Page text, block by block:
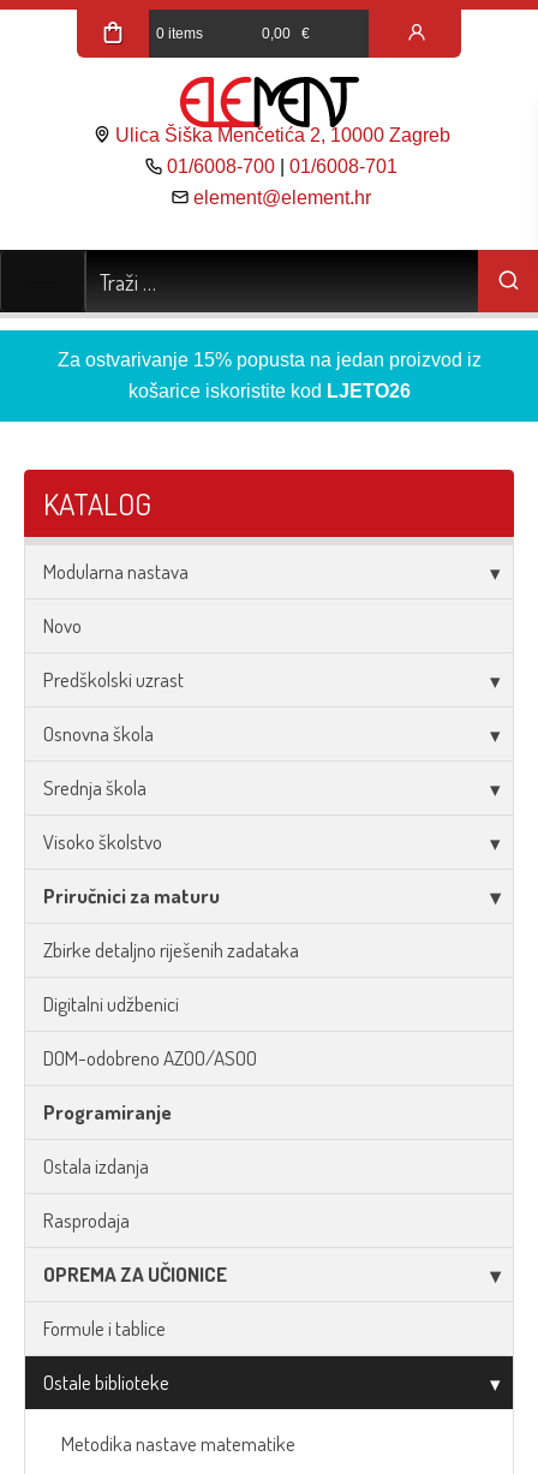
0 items 0,00 €
Ulica Šiška Menčetića 2, 10000 Zagreb
01/6008-700 |01/6008-701
element@element.hr
Za ostvarivanje 15% popusta na jedan proizvod iz
košarice iskoristite kod LJETO26
KATALOG
Modularna nastava
Novo
Predškolski uzrast
Osnovna škola
Srednja škola
Visoko školstvo
Priručnici za maturu
Zbirke detaljno riješenih zadataka
Digitalni udžbenici
DOM-odobreno AZOO/ASOO
Programiranje
Ostala izdanja
Rasprodaja
OPREMA ZA UČIONICE
Formule i tablice
Ostale biblioteke
Metodika nastave matematike